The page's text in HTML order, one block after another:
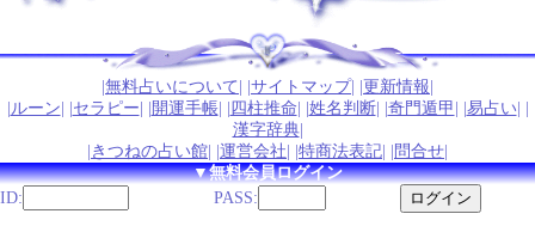
無料占いについて サイトマップ 更新情報
ルーン セラピー 開運手帳 四柱推命 姓名判断| | 奇門遁甲 易占い
漢字辞典|
きつねの占い館 運営会社 特商法表記 問合せ
▼無料会員ログイン
ID:
PASS: